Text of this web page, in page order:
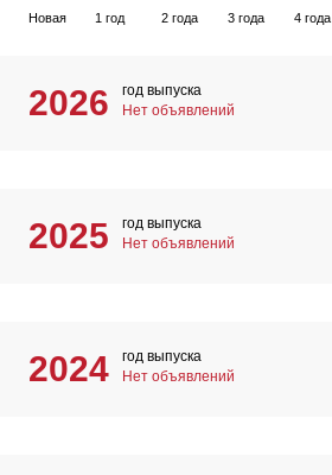
Новая 1 год 2 года 3 года 4 года
2026
год выпуска
Нет объявлений
2025
год выпуска
Нет объявлений
2024
год выпуска
Нет объявлений